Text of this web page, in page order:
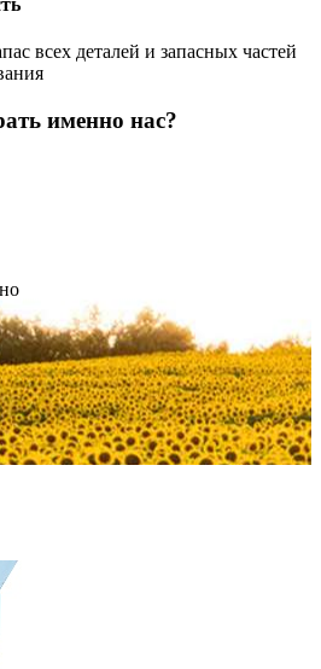
всех деталей и запасных частей
именно нас?